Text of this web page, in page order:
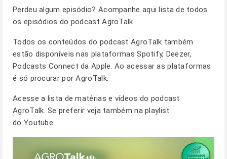
Perdeu algum episódio? Acompanhe aqui lista de todos
os episódios do podcast AgroTalk.
Todos os conteúdos do podcast AgroTalk também
estão disponíveis nas plataformas Spotify, Deezer,
Podcasts Connect da Apple. Ao acessar as plataformas
é só procurar por AgroTalk.
Acesse a lista de matérias e vídeos do podcast
AgroTalk. Se preferir veja também naplaylist
do Youtube